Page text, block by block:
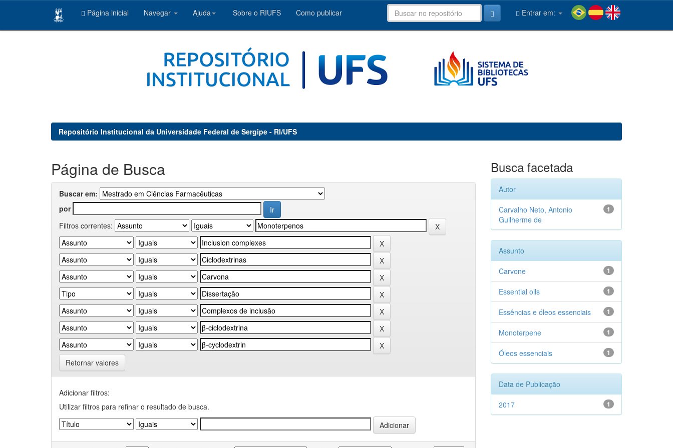
Página inicial Navegar Ajuda Sobre o RIUFS Como publicar Entrar em:
Repositório Institucional da Universidade Federal de Sergipe - RI/UFS
Página de Busca
Buscar em:
por
Filtros correntes:
Retornar valores
Adicionar filtros:
Utilizar filtros para refinar o resultado de busca.
Busca facetada
Autor
1
Carvalho Neto, Antonio
Guilherme de
Assunto
1
Carvone
1
Essential oils
1
Essências e óleos essenciais
1
Monoterpene
1
Óleos essenciais
Data de Publicação
1
2017